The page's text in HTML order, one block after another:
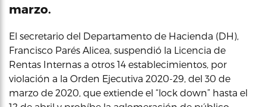
marzo.
El secretario del Departamento de Hacienda (DH),
Francisco Parés Alicea, suspendió la Licencia de
Rentas Internas a otros 14 establecimientos, por
violación a la Orden Ejecutiva 2020-29, del 30 de
marzo de 2020, que extiende el “lock down” hasta el